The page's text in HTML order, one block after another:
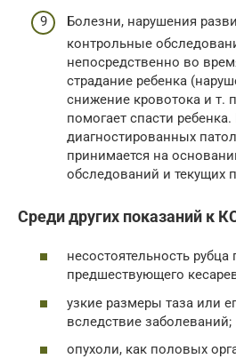
Болезни, нарушения
контрольные
непосредственно во
страдание ребенка
снижение кровотока и т.
помогает спасти
диагностированных
принимается на
обследований и текущих
Среди других показаний к
несостоятельность рубца
предшествующего
узкие размеры таза или
вследствие заболеваний;
опухоли, как половых